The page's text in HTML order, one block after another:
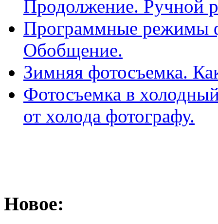
Продолжение. Ручной
Программные режимы
Обобщение.
Зимняя фотосъемка.
Фотосъемка в
от холода фотографу.
Новое: